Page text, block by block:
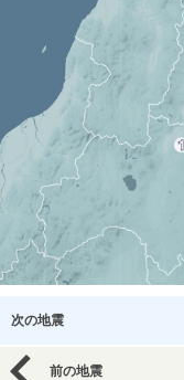
次の地震
前の地震